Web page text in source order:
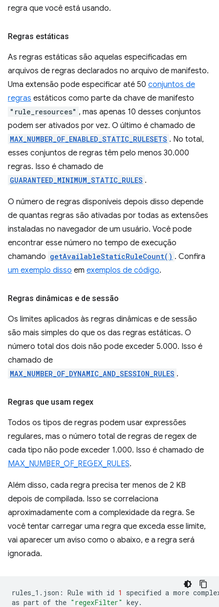
regra que você está usando.
Regras estáticas
As regras estáticas são aquelas especificadas em
arquivos de regras declarados no arquivo de manifesto.
Uma extensão pode especificar até 50 conjuntos de
regras estáticos como parte da chave de manifesto
"rule_resources" , mas apenas 10 desses conjuntos
podem ser ativados por vez. O último é chamado de
MAX_NUMBER_OF_ENABLED_STATIC_RULESETS . No total,
esses conjuntos de regras têm pelo menos 30.000
regras. Isso é chamado de
GUARANTEED_MINIMUM_STATIC_RULES .
O número de regras disponíveis depois disso depende
de quantas regras são ativadas por todas as extensões
instaladas no navegador de um usuário. Você pode
encontrar esse número no tempo de execução
chamando getAvailableStaticRuleCount() . Confira
um exemplo disso em exemplos de código.
Regras dinâmicas e de sessão
Os limites aplicados às regras dinâmicas e de sessão
são mais simples do que os das regras estáticas. O
número total dos dois não pode exceder 5.000. Isso é
chamado de
MAX_NUMBER_OF_DYNAMIC_AND_SESSION_RULES .
Regras que usam regex
Todos os tipos de regras podem usar expressões
regulares, mas o número total de regras de regex de
cada tipo não pode exceder 1.000. Isso é chamado de
MAX_NUMBER_OF_REGEX_RULES.
Além disso, cada regra precisa ter menos de 2 KB
depois de compilada. Isso se correlaciona
aproximadamente com a complexidade da regra. Se
você tentar carregar uma regra que exceda esse limite,
vai aparecer um aviso como o abaixo, e a regra será
ignorada.
rules_1.json: Rule with id 1 specified a more
as part of the "regexFilter"